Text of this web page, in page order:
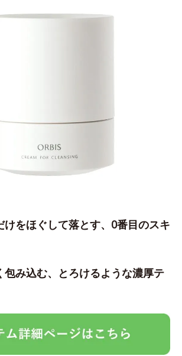
をほぐして落とす、0番目のスキ
み込む、とろけるような濃厚テ